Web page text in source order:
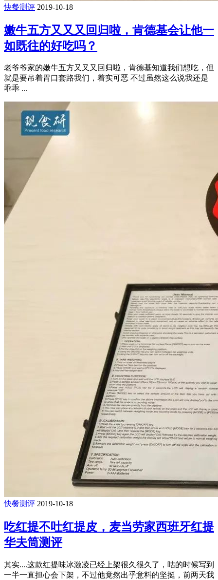
快餐测评 2019-10-18
嫩牛五方又又又回归啦，肯德基会让他一
如既往的好吃吗？
老爷爷家的嫩牛五方又又又回归啦，肯德基知道我们想吃，但
就是要吊着胃口套路我们，着实可恶 不过虽然这么说我还是
乖乖 ...
快餐测评 2019-10-18
吃红提不吐红提皮，麦当劳家西班牙红提
华夫筒测评
其实....这款红提味冰激凌已经上架很久很久了，咕的时候写到
一半一直担心会下架，不过他竟然出乎意料的坚挺，前两天我